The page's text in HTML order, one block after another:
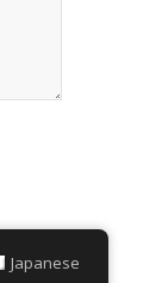
Japanese